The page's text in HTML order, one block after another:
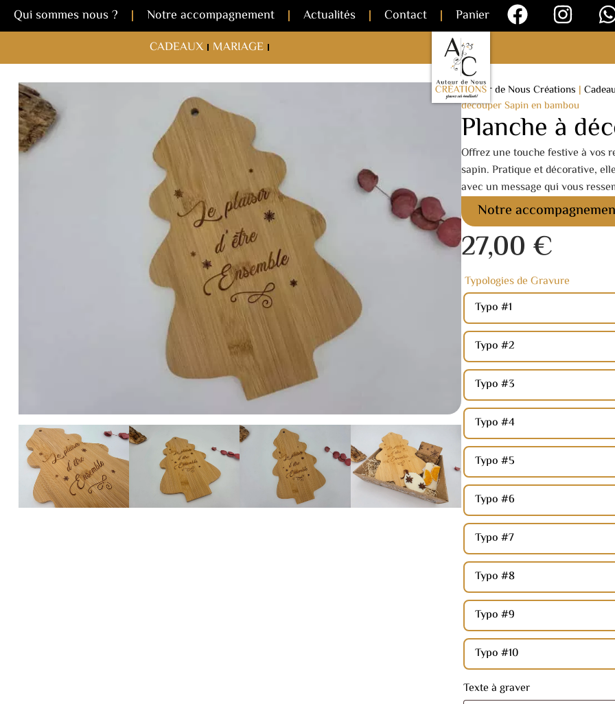
Qui sommes nous ? Notre accompagnement Actualités Contact Panier
CADEAUX MARIAGE
Autour de Nous Créations |
découper Sapin en bambou
Planche à
Offrez une touche festive à vos
sapin. Pratique et décorative,
avec un message qui vous
Notre
27,00 €
Typologies de Gravure
Typo #1
Typo #2
Typo #3
Typo #4
Typo #5
Typo #6
Typo #7
Typo #8
Typo #9
Typo #10
Texte à graver